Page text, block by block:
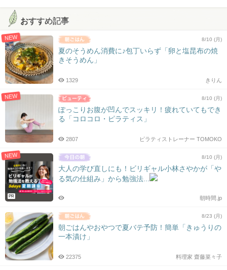
おすすめ記事
NEW 8/10 (月)
夏のそうめん消費に♪包丁いらず「卵と塩昆布の焼
きそうめん」
きりん
1329
NEW 8/10 (月)
ぽっこりお腹が凹んでスッキリ！疲れていてもでき
る「コロコロ・ピラティス」
ピラティストレーナー TOMOKO
2807
NEW
PR
8/10 (月)
大人の学び直しにも！ビリギャル小林さやかが「や
る気の仕組み」から勉強法...
朝時間.jp
8/23 (月)
朝ごはんやおやつで夏バテ予防！簡単「きゅうりの
一本漬け」
料理家 齋藤菜々子
22375